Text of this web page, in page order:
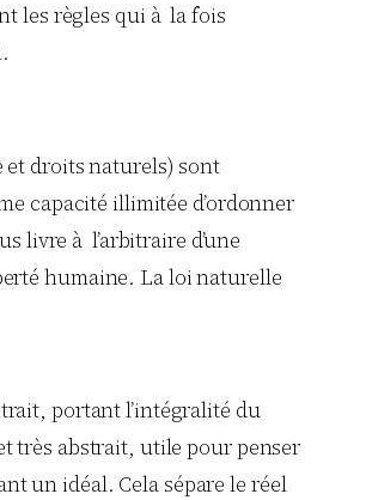
les règles qui à la fois
et droits naturels) sont
capacité illimitée d’ordonner
livre à l’arbitraire d’une
humaine. La loi naturelle
portant l’intégralité du
très abstrait, utile pour penser
un idéal. Cela sépare le réel